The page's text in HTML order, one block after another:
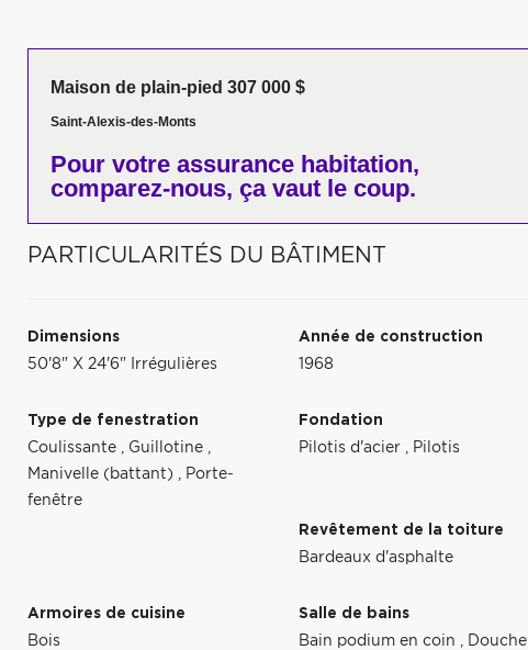
Maison de plain-pied 307 000 $
Saint-Alexis-des-Monts
Pour votre assurance habitation,
comparez-nous, ça vaut le coup.
PARTICULARITÉS DU BÂTIMENT
Dimensions
50'8" X 24'6" Irrégulières
Année de construction
1968
Type de fenestration
Coulissante , Guillotine ,
Manivelle (battant) , Porte-
fenêtre
Fondation
Pilotis d'acier , Pilotis
Revêtement de la toiture
Bardeaux d'asphalte
Armoires de cuisine
Bois
Salle de bains
Bain podium en coin , Douche